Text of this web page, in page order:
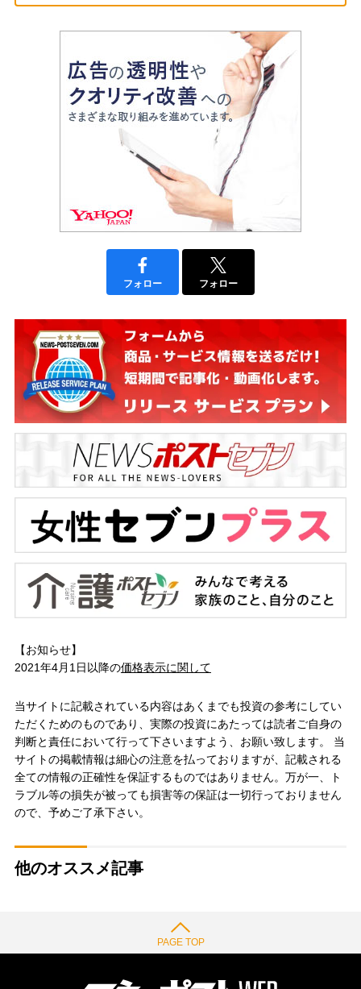
フォロー フォロー
【お知らせ】
2021年4月1日以降の価格表示に関して
当サイトに記載されている内容はあくまでも投資の参考にしてい
ただくためのものであり、実際の投資にあたっては読者ご自身の
判断と責任において行って下さいますよう、お願い致します。 当
サイトの掲載情報は細心の注意を払っておりますが、記載される
全ての情報の正確性を保証するものではありません。万が一、ト
ラブル等の損失が被っても損害等の保証は一切行っておりません
ので、予めご了承下さい。
他のオススメ記事
PAGE TOP